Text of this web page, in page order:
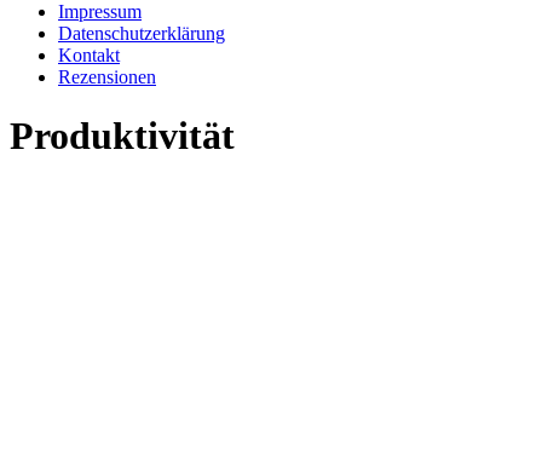
Impressum
Datenschutzerklärung
Kontakt
Rezensionen
Produktivität